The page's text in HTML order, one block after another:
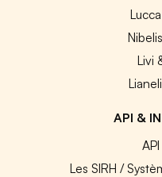
Livi
API &
Les SIRH /